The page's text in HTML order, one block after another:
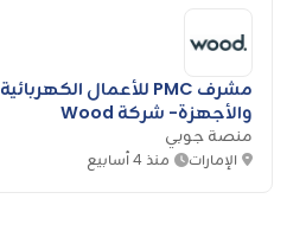
مشرف PMC للأعمال الكهربائية
والأجهزة- شركة Wood
منصة جوبي
الإمارات منذ 4 أسابيع